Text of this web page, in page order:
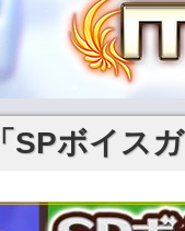
「SPボイス